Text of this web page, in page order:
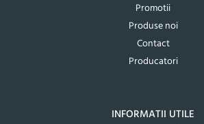
Promotii
Produse noi
Contact
Producatori
INFORMATII UTILE